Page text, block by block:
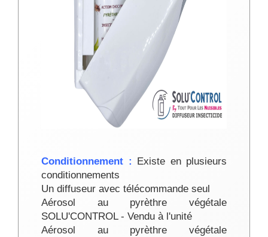
Conditionnement : Existe en plusieurs
conditionnements
Un diffuseur avec télécommande seul
Aérosol au pyrèthre végétale
SOLU'CONTROL - Vendu à l'unité
Aérosol au pyrèthre végétale